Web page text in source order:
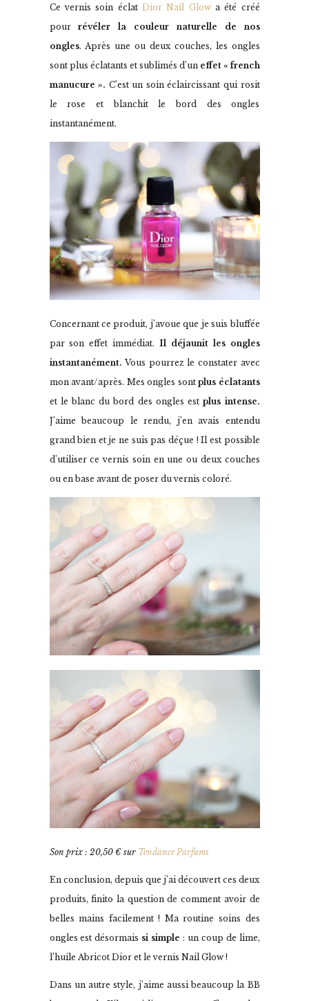
Ce vernis soin éclat Dior Nail Glowa été créé
pourrévéler la couleur naturelle de nos
ongles. Après une ou deux couches, les ongles
sont plus éclatants et sublimés d’un effet « french
manucure ». C’est un soin éclaircissant qui rosit
le rose et blanchit le bord des ongles
instantanément.
Concernant ce produit, j’avoue que je suis bluffée
par son effet immédiat. Il déjaunit les ongles
instantanément. Vous pourrez le constater avec
mon avant/après. Mes ongles sontplus éclatants
et le blanc du bord des ongles est plus intense.
J’aime beaucoup le rendu, j’en avais entendu
grand bien et je ne suis pas déçue ! Il est possible
d’utiliser ce vernis soin en une ou deux couches
ou en base avant de poser du vernis coloré.
Son prix : 20,50 € sur Tendance Parfums
En conclusion, depuis que j’ai découvert ces deux
produits, finito la question de comment avoir de
belles mains facilement ! Ma routine soins des
ongles est désormais si simple : un coup de lime,
l’huile Abricot Dior et le vernis Nail Glow !
Dans un autre style, j’aime aussi beaucoup la BB